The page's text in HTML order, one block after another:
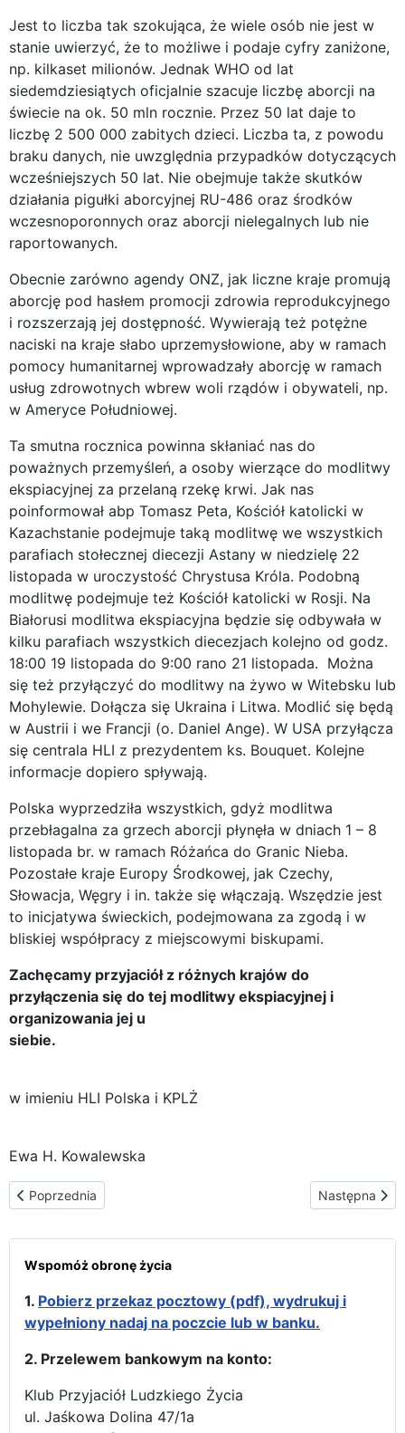
Jest to liczba tak szokująca, że wiele osób nie jest w
stanie uwierzyć, że to możliwe i podaje cyfry zaniżone,
np. kilkaset milionów. Jednak WHO od lat
siedemdziesiątych oficjalnie szacuje liczbę aborcji na
świecie na ok. 50 mln rocznie. Przez 50 lat daje to
liczbę 2 500 000 zabitych dzieci. Liczba ta, z powodu
braku danych, nie uwzględnia przypadków dotyczących
wcześniejszych 50 lat. Nie obejmuje także skutków
działania pigułki aborcyjnej RU-486 oraz środków
wczesnoporonnych oraz aborcji nielegalnych lub nie
raportowanych.
Obecnie zarówno agendy ONZ, jak liczne kraje promują
aborcję pod hasłem promocji zdrowia reprodukcyjnego
i rozszerzają jej dostępność. Wywierają też potężne
naciski na kraje słabo uprzemysłowione, aby w ramach
pomocy humanitarnej wprowadzały aborcję w ramach
usług zdrowotnych wbrew woli rządów i obywateli, np.
w Ameryce Południowej.
Ta smutna rocznica powinna skłaniać nas do
poważnych przemyśleń, a osoby wierzące do modlitwy
ekspiacyjnej za przelaną rzekę krwi. Jak nas
poinformował abp Tomasz Peta, Kościół katolicki w
Kazachstanie podejmuje taką modlitwę we wszystkich
parafiach stołecznej diecezji Astany w niedzielę 22
listopada w uroczystość Chrystusa Króla. Podobną
modlitwę podejmuje też Kościół katolicki w Rosji. Na
Białorusi modlitwa ekspiacyjna będzie się odbywała w
kilku parafiach wszystkich diecezjach kolejno od godz.
18:00 19 listopada do 9:00 rano 21 listopada. Można
się też przyłączyć do modlitwy na żywo w Witebsku lub
Mohylewie. Dołącza się Ukraina i Litwa. Modlić się będą
w Austrii i we Francji (o. Daniel Ange). W USA przyłącza
się centrala HLI z prezydentem ks. Bouquet. Kolejne
informacje dopiero spływają.
Polska wyprzedziła wszystkich, gdyż modlitwa
przebłagalna za grzech aborcji płynęła w dniach 1 – 8
listopada br. w ramach Różańca do Granic Nieba.
Pozostałe kraje Europy Środkowej, jak Czechy,
Słowacja, Węgry i in. także się włączają. Wszędzie jest
to inicjatywa świeckich, podejmowana za zgodą i w
bliskiej współpracy z miejscowymi biskupami.
Zachęcamy przyjaciół z różnych krajów do
przyłączenia się do tej modlitwy ekspiacyjnej i
organizowania jej u
siebie.
w imieniu HLI Polska i KPLŻ
Ewa H. Kowalewska
Poprzednia strona: Narodzenie bliźniaczych dzwonów Głos
Poprzednia Następna
Następna
Wspomóż obronę życia
1. Pobierz przekaz pocztowy (pdf), wydrukuj i
wypełniony nadaj na poczcie lub w banku.
2. Przelewem bankowym na konto:
Klub Przyjaciół Ludzkiego Życia
ul. Jaśkowa Dolina 47/1a